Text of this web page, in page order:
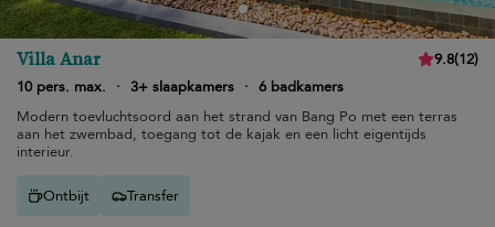
Villa Anar 9.8(12)
10 pers. max.
· 3+ slaapkamers · 6 badkamers
Modern toevluchtsoord aan het strand van Bang Po met een terras
aan het zwembad, toegang tot de kajak en een licht eigentijds
interieur.
Ontbijt Transfer